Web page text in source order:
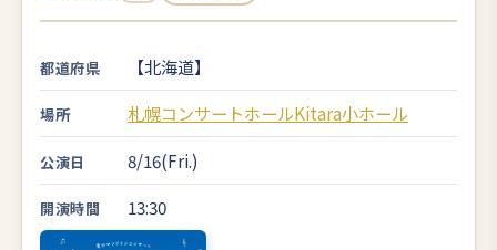
都道府県 【北海道】
場所 札幌コンサートホールKitara小ホール
公演日 8/16(Fri.)
開演時間 13:30